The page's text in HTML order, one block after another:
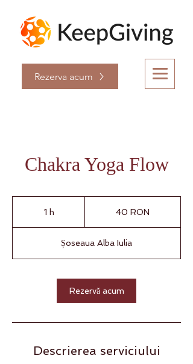
Rezerva acum
Chakra Yoga Flow
1 h 40 RON
Șoseaua Alba Iulia
Rezervă acum
Descrierea serviciului